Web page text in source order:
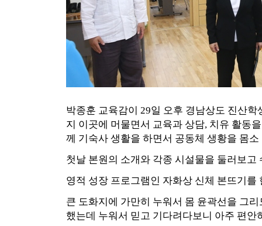
박종훈 교육감이 29일 오후 경남상도 진산
지 이곳에 머물면서 교육과 상담, 치유 활동
께 기숙사 생활을 하면서 공동체 생황을 몸
첫날 본원의 소개와 각종 시설물을 둘러보고
영적 성장 프로그램인 자화상 신체 본뜨기
큰 도화지에 가만히 누워서 몸 윤곽선을 그
했는데 누워서 믿고 기다려다보니 아주 편안